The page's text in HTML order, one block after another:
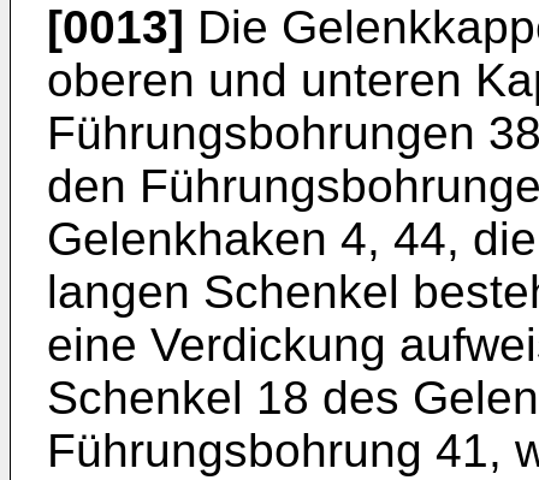
[0013] Die
oberen und unteren
Führungsbohrungen
den
Gelenkhaken 4, 44,
langen Schenkel
eine Verdickung
Schenkel 18 des
Führungsbohrung 41,